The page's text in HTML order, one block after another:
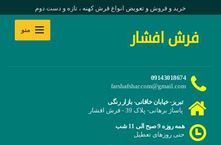
خرید و فروش و تعویض انواع فرش کهنه ، تازه و دست دوم
فرش افشار منو
09143018674
farshafshar.com@gmail.com
تبریز- خیابان خاقانی- بازار رنگی
پاساژ برهانی- پلاک 39 - فرش افشار
همه روزه 9 صبح الی 11 شب
حتی روزهای تعطیل